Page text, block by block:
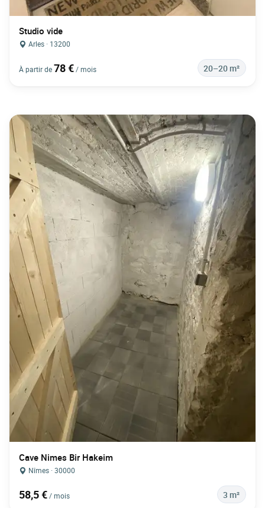
Studio vide
Arles · 13200
À partir de78 €/ mois 20–20 m²
Cave Nimes Bir Hakeim
Nîmes · 30000
58,5 €/ mois 3 m²